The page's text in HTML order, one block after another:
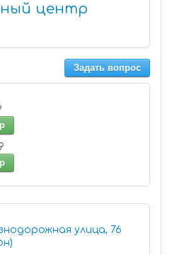
центр
Задать вопрос
улица, 76